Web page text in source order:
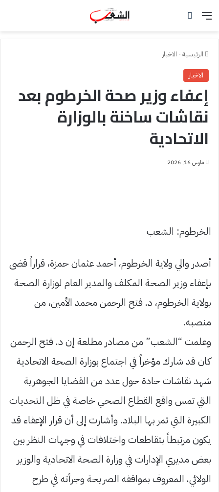
القائمة
الرئيسية - الاخبار
الاخبار
إعفاء وزير صحة الخرطوم بعد
نقاشات ساخنة بالوزارة
الاتحادية
مارس 16, 2026
الخرطوم: الشعب
أصدر والي ولاية الخرطوم، أحمد عثمان حمزة، قراراً قضى
بإعفاء وزير الصحة المكلف والمدير العام لوزارة الصحة
بولاية الخرطوم، د. فتح الرحمن محمد الأمين، من
منصبه.
وعلمت “الشعب” من مصادر مطلعة إن د. فتح الرحمن
كان قد شارك مؤخراً في اجتماع بوزارة الصحة الاتحادية
شهد نقاشات حادة حول عدد من القضايا الجوهرية
التي تمس واقع القطاع الصحي خاصة في ظل التحديات
الكبيرة التي تمر بها البلاد. وأشارت إلى أن قرار الإعفاء قد
يكون مرتبطاً بتقاطعات واختلافات في وجهات النظر بين
بعض مديري الإدارات في وزارة الصحة الاتحادية والوزير
الولائي، المعروف بمواقفه الصريحة وجرأته في طرح